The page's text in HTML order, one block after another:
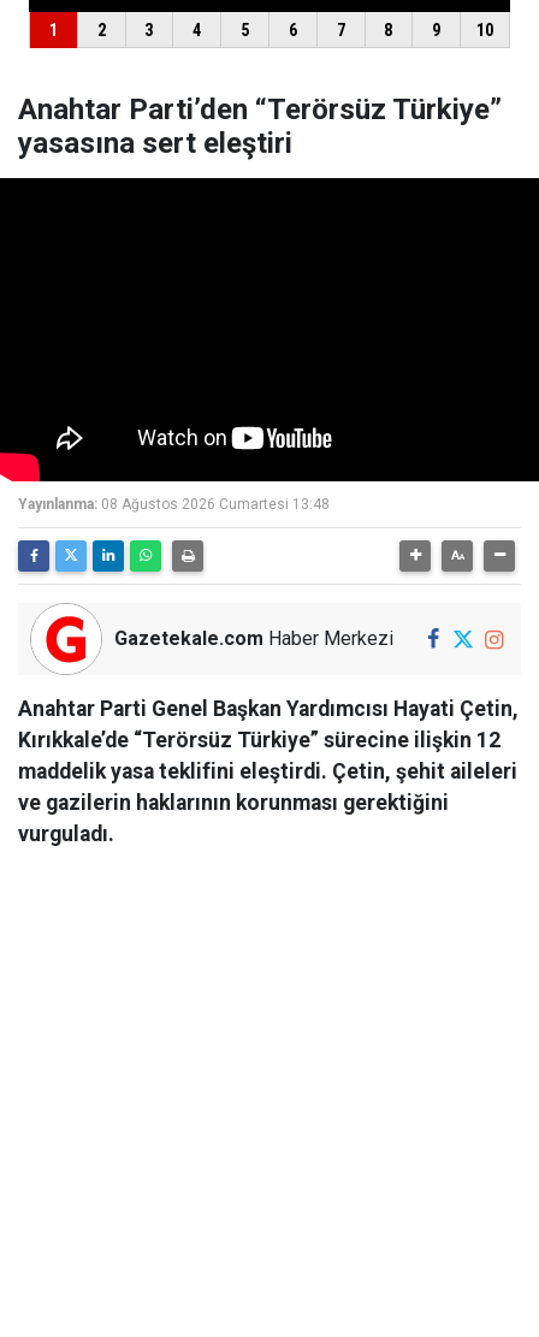
Anahtar Parti’den “Terörsüz Türkiye”
yasasına sert eleştiri
Yayınlanma: 08 Ağustos 2026 Cumartesi 13:48
Gazetekale.com Haber Merkezi
Anahtar Parti Genel Başkan Yardımcısı Hayati Çetin,
Kırıkkale’de “Terörsüz Türkiye” sürecine ilişkin 12
maddelik yasa teklifini eleştirdi. Çetin, şehit aileleri
ve gazilerin haklarının korunması gerektiğini
vurguladı.